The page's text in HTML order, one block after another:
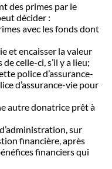
des primes par le
décider :
avec les fonds dont
et encaisser la valeur
celle-ci, s’il y a lieu;
police d’assurance-
d’assurance-vie pour
autre donatrice prêt à
sur
financière, après
financiers qui